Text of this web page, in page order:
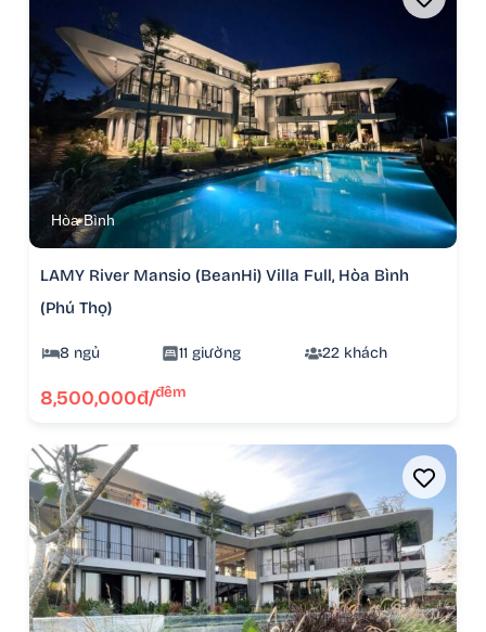
Hòa Bình
LAMY River Mansio (BeanHi) Villa Full, Hòa Bình
(Phú Thọ)
8 ngủ 11 giường 22 khách
8,500,000đ/đêm